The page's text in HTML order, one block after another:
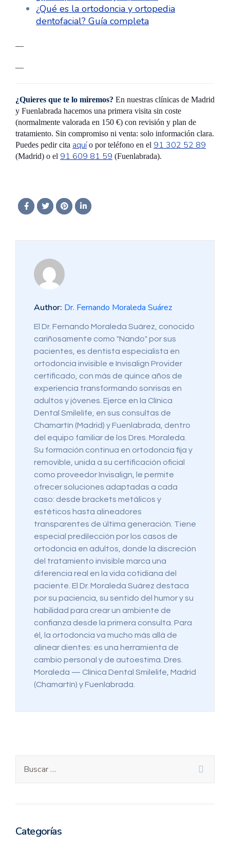
¿Qué es la ortodoncia y ortopedia
dentofacial? Guía completa
—
—
¿Quieres que te lo miremos? En nuestras clínicas de Madrid
y Fuenlabrada hacemos una primera visita sin coste
(normalmente valorada en 150 €) con revisión y plan de
tratamiento. Sin compromiso ni venta: solo información clara.
Puedes pedir cita aquío por teléfono en el 91 302 52 89
(Madrid) o el 91 609 81 59 (Fuenlabrada).
Author: Dr. Fernando Moraleda Suárez
El Dr. Fernando Moraleda Suárez, conocido
cariñosamente como "Nando" por sus
pacientes, es dentista especialista en
ortodoncia invisible e Invisalign Provider
certificado, con más de quince años de
experiencia transformando sonrisas en
adultos y jóvenes. Ejerce en la Clínica
Dental Smilelife, en sus consultas de
Chamartín (Madrid) y Fuenlabrada, dentro
del equipo familiar de los Dres. Moraleda.
Su formación continua en ortodoncia fija y
removible, unida a su certificación oficial
como proveedor Invisalign, le permite
ofrecer soluciones adaptadas a cada
caso: desde brackets metálicos y
estéticos hasta alineadores
transparentes de última generación. Tiene
especial predilección por los casos de
ortodoncia en adultos, donde la discreción
del tratamiento invisible marca una
diferencia real en la vida cotidiana del
paciente. El Dr. Moraleda Suárez destaca
por su paciencia, su sentido del humor y su
habilidad para crear un ambiente de
confianza desde la primera consulta. Para
él, la ortodoncia va mucho más allá de
alinear dientes: es una herramienta de
cambio personal y de autoestima. Dres.
Moraleda — Clínica Dental Smilelife, Madrid
(Chamartín) y Fuenlabrada.
Categorías